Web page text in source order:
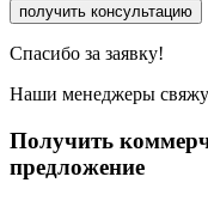
получить консультацию
Спасибо за заявку!
Наши менеджеры
Получить
предложение